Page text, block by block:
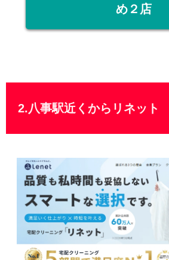
め２店
2.八事駅近くからリネット